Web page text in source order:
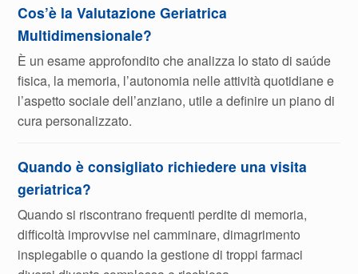
Cos’è la Valutazione Geriatrica
Multidimensionale?
È un esame approfondito che analizza lo stato di saúde
fisica, la memoria, l’autonomia nelle attività quotidiane e
l’aspetto sociale dell’anziano, utile a definire un piano di
cura personalizzato.
Quando è consigliato richiedere una visita
geriatrica?
Quando si riscontrano frequenti perdite di memoria,
difficoltà improvvise nel camminare, dimagrimento
inspiegabile o quando la gestione di troppi farmaci